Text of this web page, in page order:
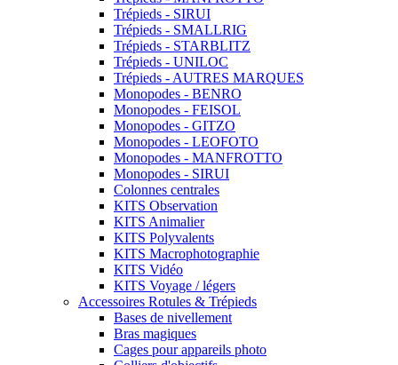
Trépieds - SIRUI
Trépieds - SMALLRIG
Trépieds - STARBLITZ
Trépieds - UNILOC
Trépieds - AUTRES MARQUES
Monopodes - BENRO
Monopodes - FEISOL
Monopodes - GITZO
Monopodes - LEOFOTO
Monopodes - MANFROTTO
Monopodes - SIRUI
Colonnes centrales
KITS Observation
KITS Animalier
KITS Polyvalents
KITS Macrophotographie
KITS Vidéo
KITS Voyage / légers
Accessoires Rotules & Trépieds
Bases de nivellement
Bras magiques
Cages pour appareils photo